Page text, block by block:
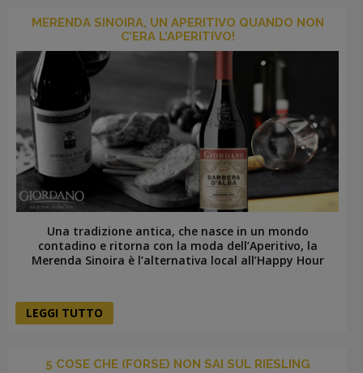
MERENDA SINOIRA, UN APERITIVO QUANDO NON
C’ERA L’APERITIVO!
Una tradizione antica, che nasce in un mondo
contadino e ritorna con la moda dell’Aperitivo, la
Merenda Sinoira è l’alternativa local all’Happy Hour
LEGGI TUTTO
5 COSE CHE (FORSE) NON SAI SUL RIESLING